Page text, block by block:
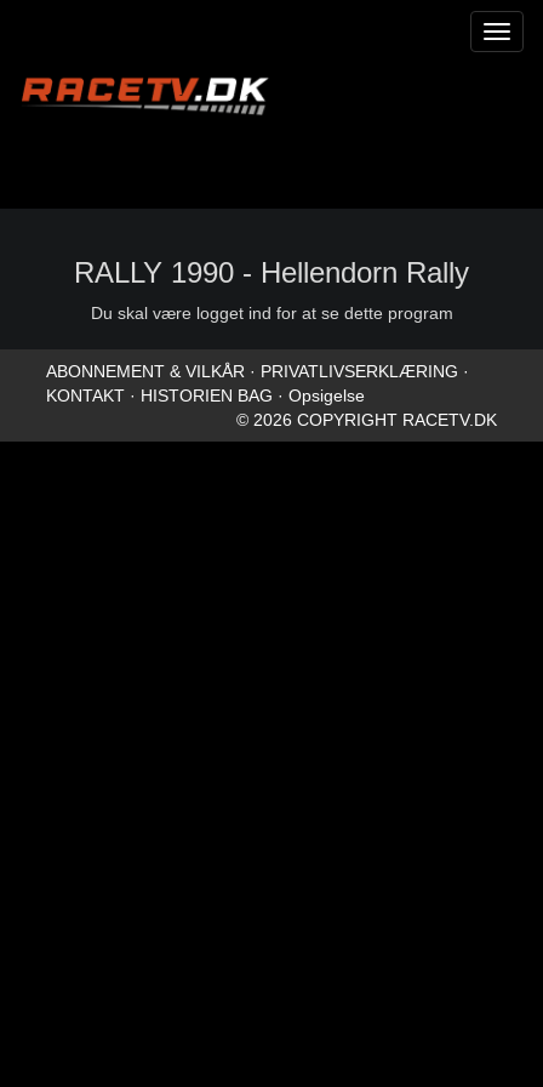
RALLY 1990 - Hellendorn Rally
Du skal være logget ind for at se dette program
ABONNEMENT & VILKÅR · PRIVATLIVSERKLÆRING ·
KONTAKT · HISTORIEN BAG · Opsigelse
© 2026 COPYRIGHT RACETV.DK